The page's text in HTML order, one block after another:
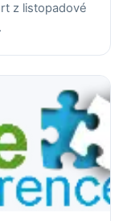
z listopadové